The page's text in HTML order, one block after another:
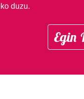
duzu.
Egin